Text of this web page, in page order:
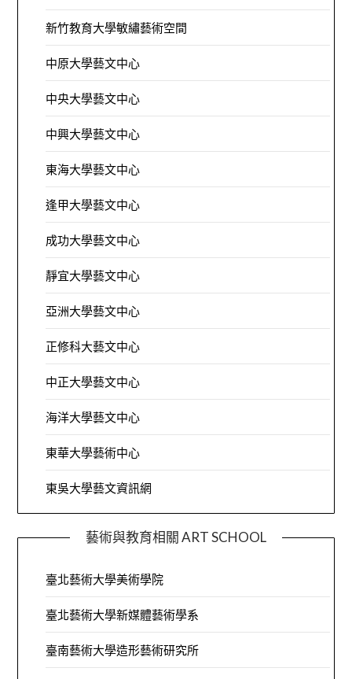
新竹教育大學敏繡藝術空間
中原大學藝文中心
中央大學藝文中心
中興大學藝文中心
東海大學藝文中心
逢甲大學藝文中心
成功大學藝文中心
靜宜大學藝文中心
亞洲大學藝文中心
正修科大藝文中心
中正大學藝文中心
海洋大學藝文中心
東華大學藝術中心
東吳大學藝文資訊網
藝術與教育相關 ART SCHOOL
臺北藝術大學美術學院
臺北藝術大學新媒體藝術學系
臺南藝術大學造形藝術研究所